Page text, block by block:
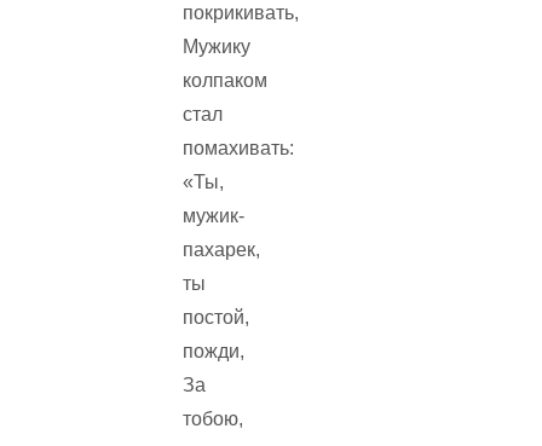
покрикивать,
Мужику
колпаком
стал
помахивать:
«Ты,
мужик-
пахарек,
ты
постой,
пожди,
За
тобою,